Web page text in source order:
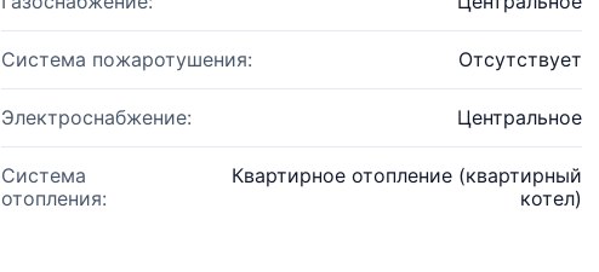
Система пожаротушения: Отсутствует
Электроснабжение: Центральное
Система
отопления:
Квартирное отопление (квартирный
котел)